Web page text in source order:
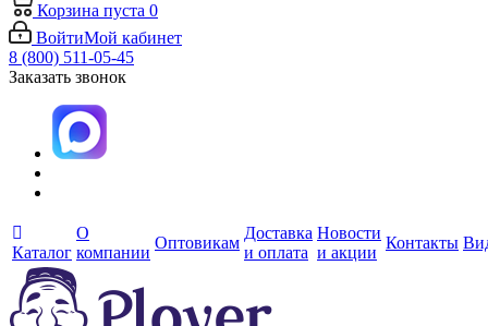
Корзина пуста 0
ВойтиМой кабинет
8 (800) 511-05-45
Заказать звонок
Каталог
О
компании
Оптовикам
Доставка
и оплата
Новости
и акции
Контакты